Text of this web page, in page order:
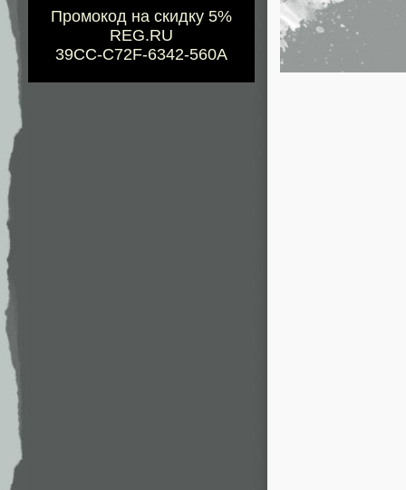
Промокод на скидку 5%
REG.RU
39CC-C72F-6342-560A